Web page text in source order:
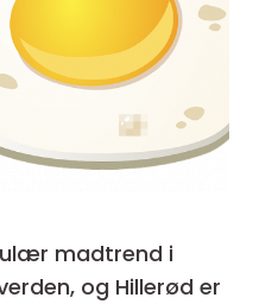
madtrend i
og Hillerød er